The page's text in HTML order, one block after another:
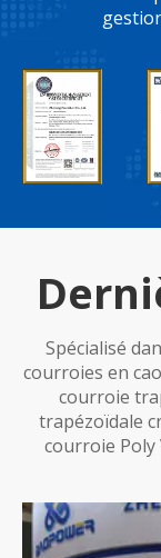
Spécialisé
courroies en
courroie
trapézoïdale
courroie Poly